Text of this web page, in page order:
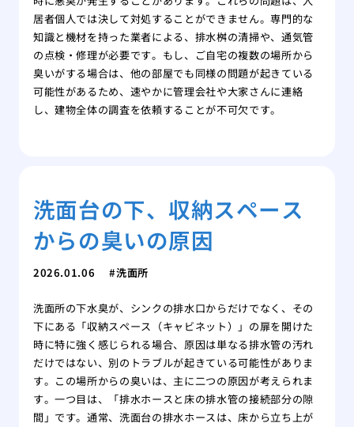
居者個人では決して対処することができません。専門的な
知識と機材を持った業者による、排水桝の清掃や、通気管
の点検・修理が必要です。もし、ご自宅の複数の場所から
臭いがする場合は、他の部屋でも同様の問題が起きている
可能性があるため、速やかに管理会社や大家さんに連絡
し、建物全体の調査を依頼することが不可欠です。
洗面台の下、収納スペース
からの臭いの原因
2026.01.06 洗面所
洗面所の下水臭が、シンクの排水口からだけでなく、その
下にある「収納スペース（キャビネット）」の扉を開けた
時に特に強く感じられる場合、原因は単なる排水管の汚れ
だけではない、別のトラブルが起きている可能性がありま
す。この場所からの臭いは、主に二つの原因が考えられま
す。一つ目は、「排水ホースと床の排水管の接続部分の隙
間」です。通常、洗面台の排水ホースは、床から立ち上が